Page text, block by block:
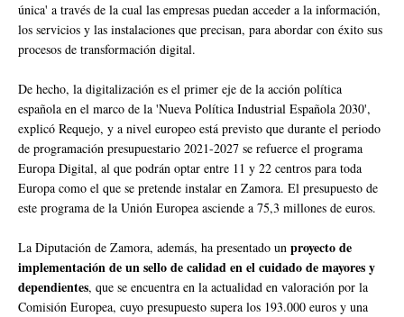
única' a través de la cual las empresas puedan acceder a la información,
los servicios y las instalaciones que precisan, para abordar con éxito sus
procesos de transformación digital.
De hecho, la digitalización es el primer eje de la acción política
española en el marco de la 'Nueva Política Industrial Española 2030',
explicó Requejo, y a nivel europeo está previsto que durante el periodo
de programación presupuestario 2021-2027 se refuerce el programa
Europa Digital, al que podrán optar entre 11 y 22 centros para toda
Europa como el que se pretende instalar en Zamora. El presupuesto de
este programa de la Unión Europea asciende a 75,3 millones de euros.
La Diputación de Zamora, además, ha presentado un proyecto de
implementación de un sello de calidad en el cuidado de mayores y
dependientes, que se encuentra en la actualidad en valoración por la
Comisión Europea, cuyo presupuesto supera los 193.000 euros y una